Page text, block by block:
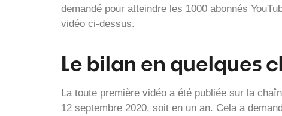
demandé pour atteindre les 1000 abonnés
vidéo ci-dessus.
Le bilan en quelques
La toute première vidéo a été publiée sur la
12 septembre 2020, soit en un an. Cela a